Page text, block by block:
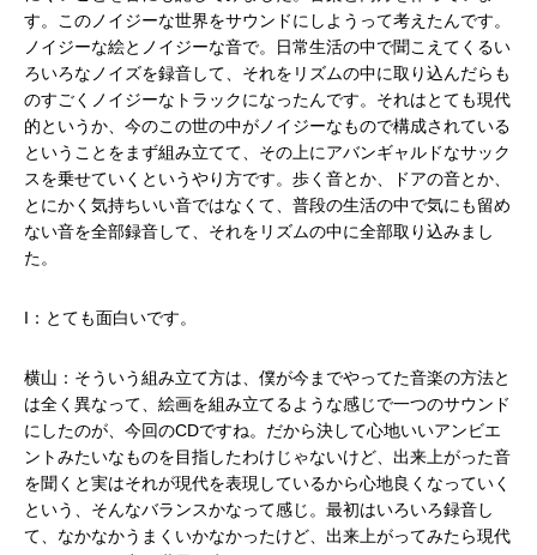
す。このノイジーな世界をサウンドにしようって考えたんです。
ノイジーな絵とノイジーな音で。日常生活の中で聞こえてくるい
ろいろなノイズを録音して、それをリズムの中に取り込んだらも
のすごくノイジーなトラックになったんです。それはとても現代
的というか、今のこの世の中がノイジーなもので構成されている
ということをまず組み立てて、その上にアバンギャルドなサック
スを乗せていくというやり方です。歩く音とか、ドアの音とか、
とにかく気持ちいい音ではなくて、普段の生活の中で気にも留め
ない音を全部録音して、それをリズムの中に全部取り込みまし
た。
I：とても面白いです。
横山：そういう組み立て方は、僕が今までやってた音楽の方法と
は全く異なって、絵画を組み立てるような感じで一つのサウンド
にしたのが、今回のCDですね。だから決して心地いいアンビエ
ントみたいなものを目指したわけじゃないけど、出来上がった音
を聞くと実はそれが現代を表現しているから心地良くなっていく
という、そんなバランスかなって感じ。最初はいろいろ録音し
て、なかなかうまくいかなかったけど、出来上がってみたら現代